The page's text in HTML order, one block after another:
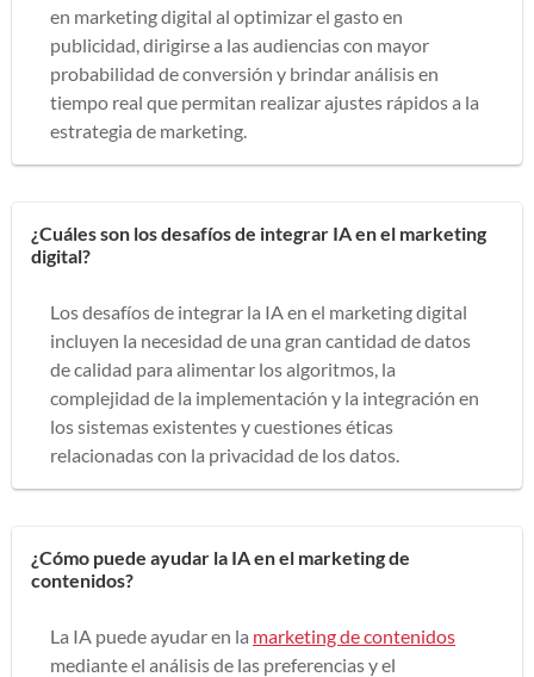
en marketing digital al optimizar el gasto en
publicidad, dirigirse a las audiencias con mayor
probabilidad de conversión y brindar análisis en
tiempo real que permitan realizar ajustes rápidos a la
estrategia de marketing.
¿Cuáles son los desafíos de integrar IA en el marketing
digital?
Los desafíos de integrar la IA en el marketing digital
incluyen la necesidad de una gran cantidad de datos
de calidad para alimentar los algoritmos, la
complejidad de la implementación y la integración en
los sistemas existentes y cuestiones éticas
relacionadas con la privacidad de los datos.
¿Cómo puede ayudar la IA en el marketing de
contenidos?
La IA puede ayudar en la marketing de contenidos
mediante el análisis de las preferencias y el